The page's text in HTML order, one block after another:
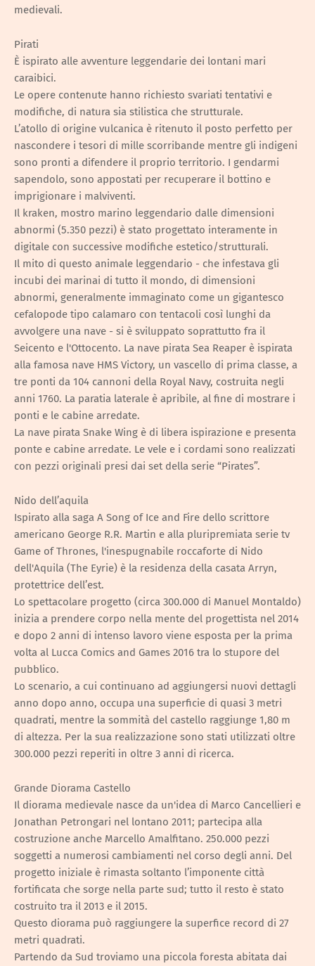
medievali.
Pirati
È ispirato alle avventure leggendarie dei lontani mari
caraibici.
Le opere contenute hanno richiesto svariati tentativi e
modifiche, di natura sia stilistica che strutturale.
L’atollo di origine vulcanica è ritenuto il posto perfetto per
nascondere i tesori di mille scorribande mentre gli indigeni
sono pronti a difendere il proprio territorio. I gendarmi
sapendolo, sono appostati per recuperare il bottino e
imprigionare i malviventi.
Il kraken, mostro marino leggendario dalle dimensioni
abnormi (5.350 pezzi) è stato progettato interamente in
digitale con successive modifiche estetico/strutturali.
Il mito di questo animale leggendario - che infestava gli
incubi dei marinai di tutto il mondo, di dimensioni
abnormi, generalmente immaginato come un gigantesco
cefalopode tipo calamaro con tentacoli così lunghi da
avvolgere una nave - si è sviluppato soprattutto fra il
Seicento e l'Ottocento. La nave pirata Sea Reaper è ispirata
alla famosa nave HMS Victory, un vascello di prima classe, a
tre ponti da 104 cannoni della Royal Navy, costruita negli
anni 1760. La paratia laterale è apribile, al fine di mostrare i
ponti e le cabine arredate.
La nave pirata Snake Wing è di libera ispirazione e presenta
ponte e cabine arredate. Le vele e i cordami sono realizzati
con pezzi originali presi dai set della serie “Pirates”.
Nido dell’aquila
Ispirato alla saga A Song of Ice and Fire dello scrittore
americano George R.R. Martin e alla pluripremiata serie tv
Game of Thrones, l'inespugnabile roccaforte di Nido
dell'Aquila (The Eyrie) è la residenza della casata Arryn,
protettrice dell’est.
Lo spettacolare progetto (circa 300.000 di Manuel Montaldo)
inizia a prendere corpo nella mente del progettista nel 2014
e dopo 2 anni di intenso lavoro viene esposta per la prima
volta al Lucca Comics and Games 2016 tra lo stupore del
pubblico.
Lo scenario, a cui continuano ad aggiungersi nuovi dettagli
anno dopo anno, occupa una superficie di quasi 3 metri
quadrati, mentre la sommità del castello raggiunge 1,80 m
di altezza. Per la sua realizzazione sono stati utilizzati oltre
300.000 pezzi reperiti in oltre 3 anni di ricerca.
Grande Diorama Castello
Il diorama medievale nasce da un'idea di Marco Cancellieri e
Jonathan Petrongari nel lontano 2011; partecipa alla
costruzione anche Marcello Amalfitano. 250.000 pezzi
soggetti a numerosi cambiamenti nel corso degli anni. Del
progetto iniziale è rimasta soltanto l’imponente città
fortificata che sorge nella parte sud; tutto il resto è stato
costruito tra il 2013 e il 2015.
Questo diorama può raggiungere la superfice record di 27
metri quadrati.
Partendo da Sud troviamo una piccola foresta abitata dai